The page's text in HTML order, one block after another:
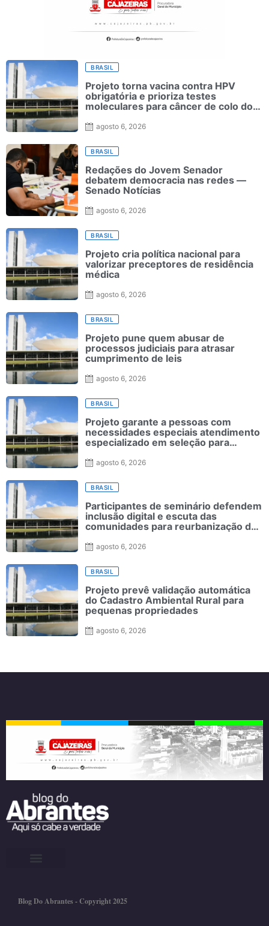
BRASIL
Projeto torna vacina contra HPV
obrigatória e prioriza testes
moleculares para câncer de colo do
agosto 6, 2026
BRASIL
Redações do Jovem Senador
debatem democracia nas redes —
Senado Notícias
agosto 6, 2026
BRASIL
Projeto cria política nacional para
valorizar preceptores de residência
médica
agosto 6, 2026
BRASIL
Projeto pune quem abusar de
processos judiciais para atrasar
cumprimento de leis
agosto 6, 2026
BRASIL
Projeto garante a pessoas com
necessidades especiais atendimento
especializado em seleção para
agosto 6, 2026
BRASIL
Participantes de seminário defendem
inclusão digital e escuta das
comunidades para reurbanização de
agosto 6, 2026
BRASIL
Projeto prevê validação automática
do Cadastro Ambiental Rural para
pequenas propriedades
agosto 6, 2026
Blog Do Abrantes - Copyright 2025